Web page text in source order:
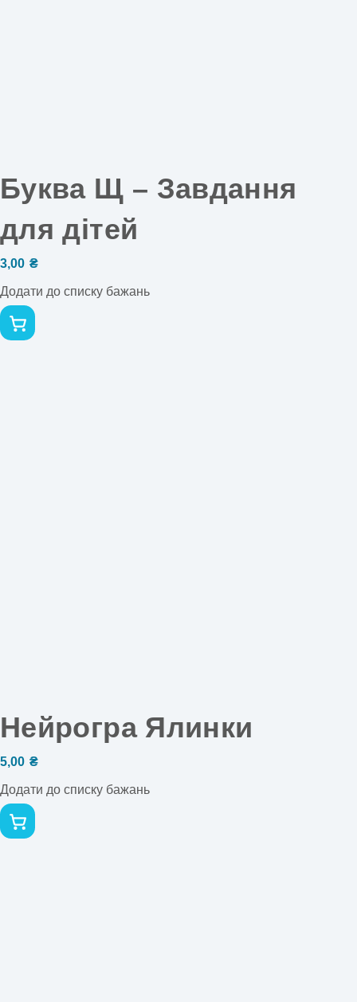
Буква Щ – Завдання
для дітей
3,00 ₴
Додати до списку бажань
Нейрогра Ялинки
5,00 ₴
Додати до списку бажань